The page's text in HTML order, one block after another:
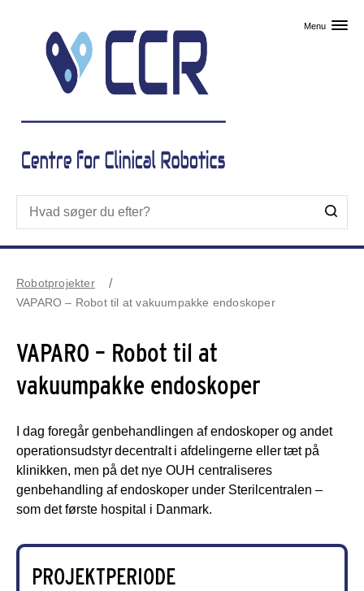
Menu
Robotprojekter
VAPARO – Robot til at vakuumpakke endoskoper
VAPARO – Robot til at
vakuumpakke endoskoper
I dag foregår genbehandlingen af endoskoper og andet
operationsudstyr decentralt i afdelingerne eller tæt på
klinikken, men på det nye OUH centraliseres
genbehandling af endoskoper under Sterilcentralen –
som det første hospital i Danmark.
PROJEKTPERIODE